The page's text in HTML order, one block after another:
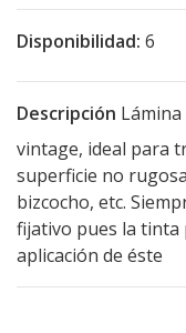
Disponibilidad: 6
Descripción
vintage, ideal para
superficie no
bizcocho, etc.
fijativo pues la tinta
aplicación de éste